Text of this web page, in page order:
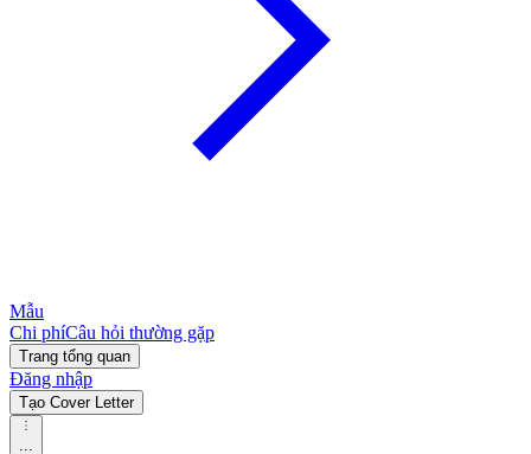
Mẫu
Chi phíCâu hỏi thường gặp
Trang tổng quan
Đăng nhập
Tạo Cover Letter
...